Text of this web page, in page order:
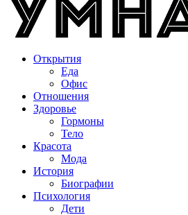
Открытия
Еда
Офис
Отношения
Здоровье
Гормоны
Тело
Красота
Мода
История
Биографии
Психология
Дети